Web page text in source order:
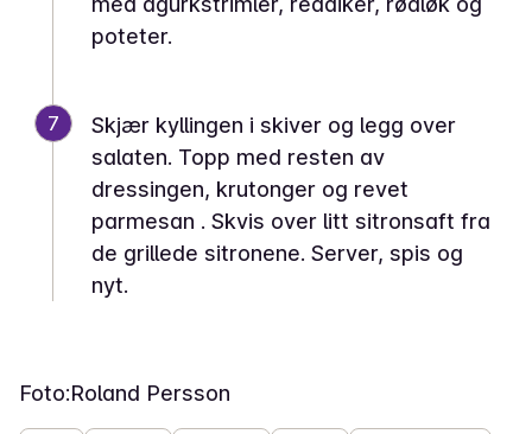
poteter.
7
Skjær kyllingen i skiver og legg over
salaten. Topp med resten av
dressingen, krutonger og revet
parmesan . Skvis over litt sitronsaft fra
de grillede sitronene. Server, spis og
nyt.
Foto:Roland Persson